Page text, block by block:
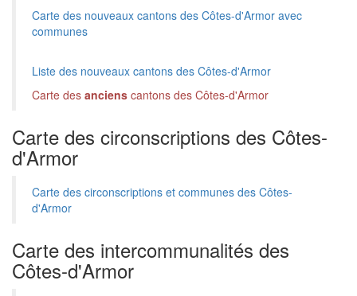
Carte des nouveaux cantons des Côtes-d'Armor avec
communes
Liste des nouveaux cantons des Côtes-d'Armor
Carte des anciens cantons des Côtes-d'Armor
Carte des circonscriptions des Côtes-
d'Armor
Carte des circonscriptions et communes des Côtes-
d'Armor
Carte des intercommunalités des
Côtes-d'Armor